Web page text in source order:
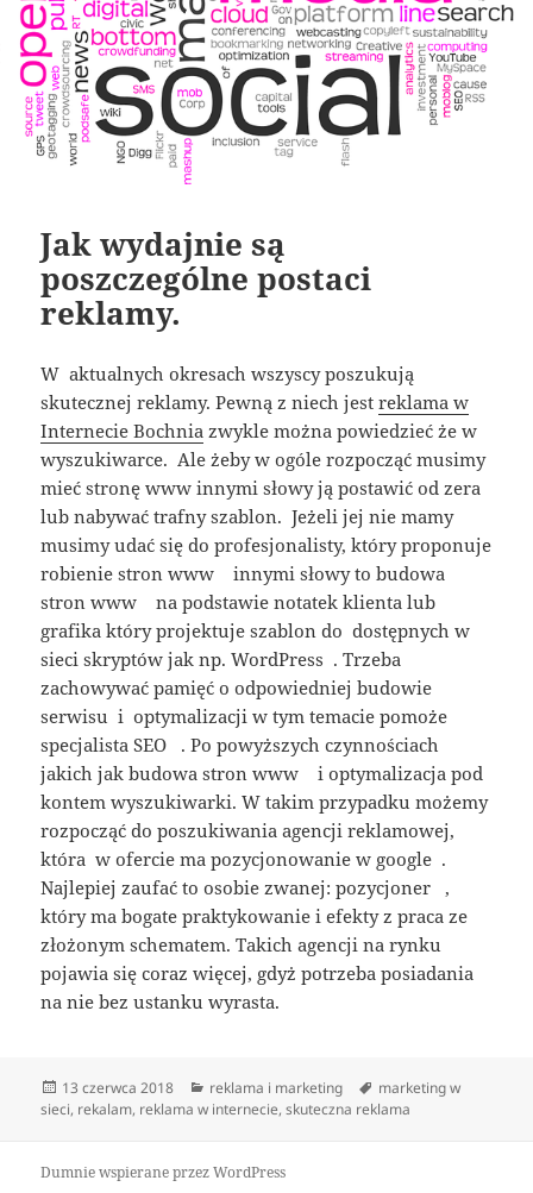
Jak wydajnie są
poszczególne postaci
reklamy.
W aktualnych okresach wszyscy poszukują
skutecznej reklamy. Pewną z niech jestreklama w
Internecie Bochnia zwykle można powiedzieć że w
wyszukiwarce. Ale żeby w ogóle rozpocząć musimy
mieć stronę www innymi słowy ją postawić od zera
lub nabywać trafny szablon. Jeżeli jej nie mamy
musimy udać się do profesjonalisty, który proponuje
robienie stron www innymi słowy to budowa
stron www na podstawie notatek klienta lub
grafika który projektuje szablon do dostępnych w
sieci skryptów jak np. WordPress . Trzeba
zachowywać pamięć o odpowiedniej budowie
serwisu i optymalizacji w tym temacie pomoże
specjalista SEO . Po powyższych czynnościach
jakich jak budowa stron www i optymalizacja pod
kontem wyszukiwarki. W takim przypadku możemy
rozpocząć do poszukiwania agencji reklamowej,
która w ofercie ma pozycjonowanie w google .
Najlepiej zaufać to osobie zwanej: pozycjoner ,
który ma bogate praktykowanie i efekty z praca ze
złożonym schematem. Takich agencji na rynku
pojawia się coraz więcej, gdyż potrzeba posiadania
na nie bez ustanku wyrasta.
Data
publikacji
13 czerwca 2018 Kategorie
reklama i marketing Tagi
marketing w
sieci, rekalam, reklama w internecie,skuteczna reklama
Dumnie wspierane przez WordPress